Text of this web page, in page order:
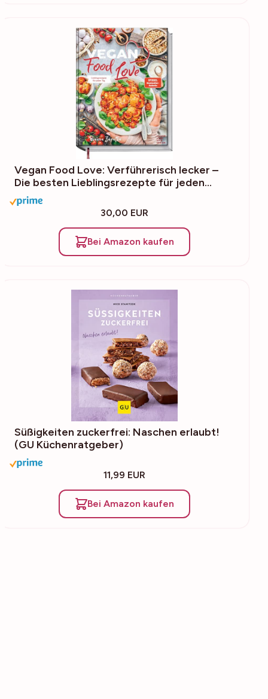
Vegan Food Love: Verführerisch lecker –
Die besten Lieblingsrezepte für jeden…
30,00 EUR
Bei Amazon kaufen
Süßigkeiten zuckerfrei: Naschen erlaubt!
(GU Küchenratgeber)
11,99 EUR
Bei Amazon kaufen